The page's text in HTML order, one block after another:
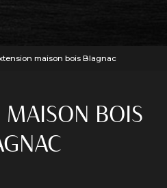
maison bois Blagnac
MAISON BOIS